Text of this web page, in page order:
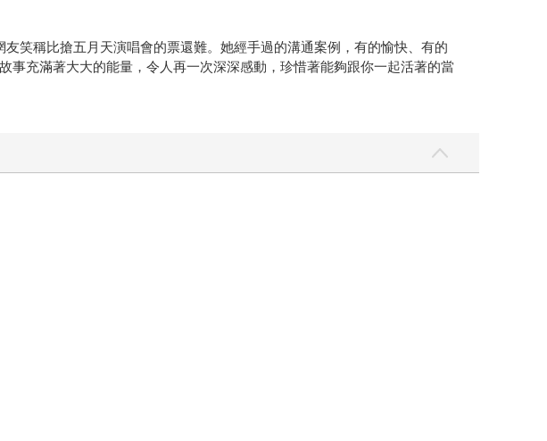
笑稱比搶五月天演唱會的票還難。她經手過的溝通案例，有的愉快、有的
充滿著大大的能量，令人再一次深深感動，珍惜著能夠跟你一起活著的當